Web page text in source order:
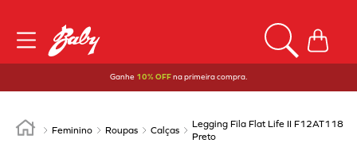
Ganhe 10% OFFna primeira compra.
Feminino Roupas Calças
Legging Fila Flat Life II F12AT118
Preto